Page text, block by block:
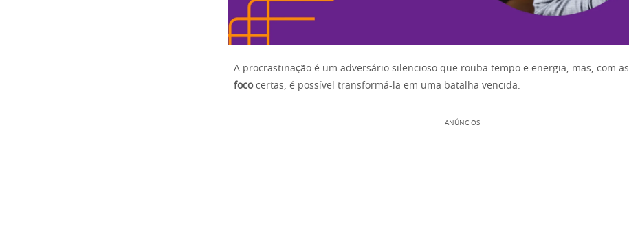
A procrastinação é um adversário silencioso que rouba tempo e energia, mas, com as
fococertas, é possível transformá-la em uma batalha vencida.
ANÚNCIOS